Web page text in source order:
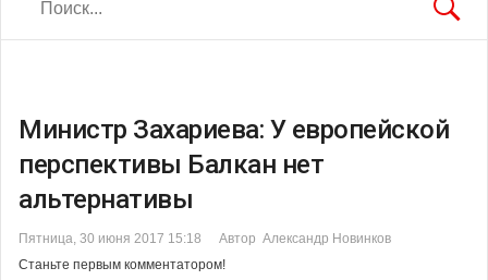
Министр Захариева: У европейской
перспективы Балкан нет
альтернативы
Пятница, 30 июня 2017 15:18
Автор Александр Новинков
Станьте первым комментатором!